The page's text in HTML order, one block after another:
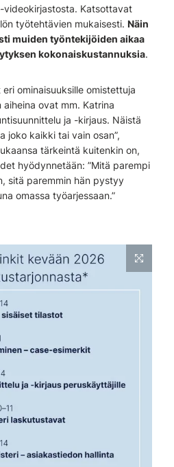
videokirjastosta. Katsottavat
työtehtävien mukaisesti. Näin
muiden työntekijöiden aikaa
kokonaiskustannuksia.
ominaisuuksille omistettuja
ovat mm. Katrina
ja -kirjaus. Näistä
joko kaikki tai vain osan”,
tärkeintä kuitenkin on,
hyödynnetään: ”Mitä parempi
sitä paremmin hän pystyy
omassa työarjessaan.”